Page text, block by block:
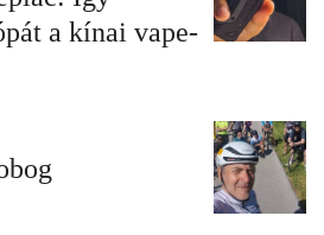
a kínai vape-